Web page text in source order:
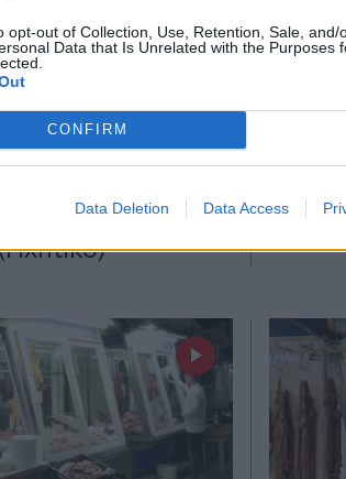
opt-out of Collection, Use, Retention, Sale, and/
Data that Is Unrelated with the Purposes
CONFIRM
Data Deletion Data Access
να τιμά το
κρέατα και
πού κυμαίνονται οι
είπε στα
της Βαρβακείου